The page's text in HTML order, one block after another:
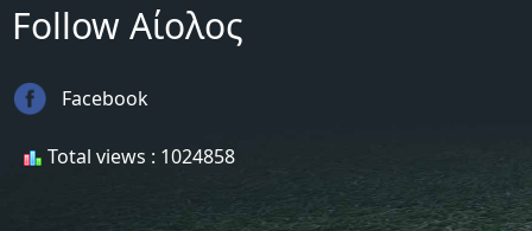
Follow Αίολος
Facebook
Total views : 1024858